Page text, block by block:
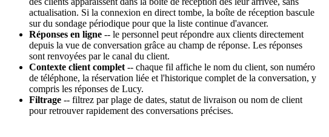
actualisation. Si la connexion en direct tombe, la boîte de réception bascule
sur du sondage périodique pour que la liste continue d'avancer.
Réponses en ligne -- le personnel peut répondre aux clients directement
depuis la vue de conversation grâce au champ de réponse. Les réponses
sont renvoyées par le canal du client.
Contexte client complet -- chaque fil affiche le nom du client, son numéro
de téléphone, la réservation liée et l'historique complet de la conversation, y
compris les réponses de Lucy.
Filtrage -- filtrez par plage de dates, statut de livraison ou nom de client
pour retrouver rapidement des conversations précises.